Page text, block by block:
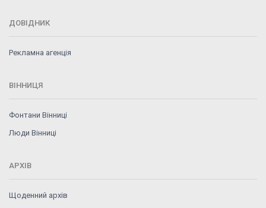
ДОВІДНИК
Рекламна агенція
ВІННИЦЯ
Фонтани Вінниці
Люди Вінниці
АРХІВ
Щоденний архів